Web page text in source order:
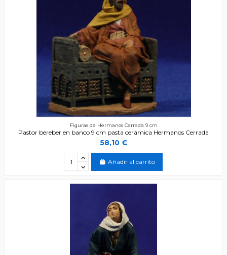
Figuras de Hermanos Cerrada 9 cm
Pastor bereber en banco 9 cm pasta cerámica Hermanos Cerrada
58,10 €
Añadir al carrito